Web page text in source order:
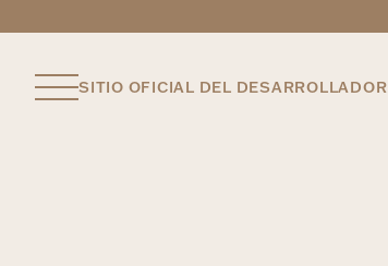
SITIO OFICIAL DEL DESARROLLADOR